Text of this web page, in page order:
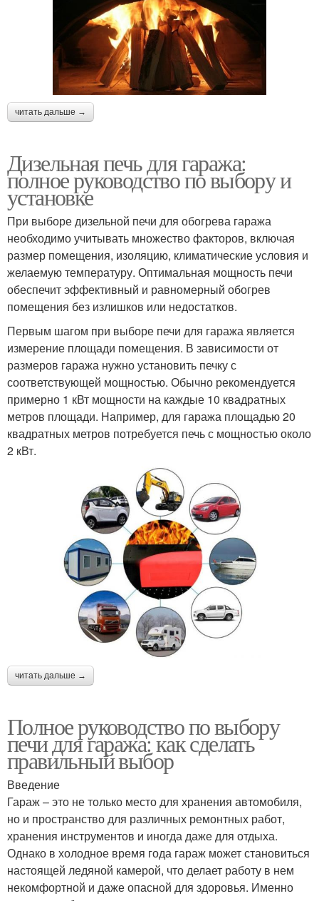
читать дальше →
Дизельная печь для гаража:
полное руководство по выбору и
установке
При выборе дизельной печи для обогрева гаража
необходимо учитывать множество факторов, включая
размер помещения, изоляцию, климатические условия и
желаемую температуру. Оптимальная мощность печи
обеспечит эффективный и равномерный обогрев
помещения без излишков или недостатков.
Первым шагом при выборе печи для гаража является
измерение площади помещения. В зависимости от
размеров гаража нужно установить печку с
соответствующей мощностью. Обычно рекомендуется
примерно 1 кВт мощности на каждые 10 квадратных
метров площади. Например, для гаража площадью 20
квадратных метров потребуется печь с мощностью около
2 кВт.
читать дальше →
Полное руководство по выбору
печи для гаража: как сделать
правильный выбор
Введение
Гараж – это не только место для хранения автомобиля,
но и пространство для различных ремонтных работ,
хранения инструментов и иногда даже для отдыха.
Однако в холодное время года гараж может становиться
настоящей ледяной камерой, что делает работу в нем
некомфортной и даже опасной для здоровья. Именно